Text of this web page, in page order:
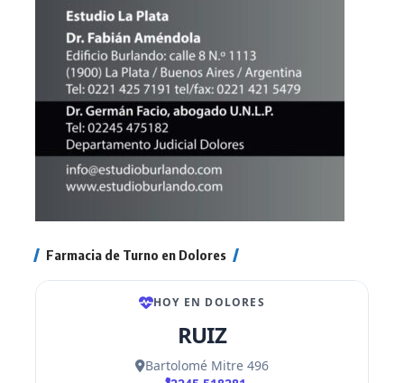
Farmacia de Turno en Dolores